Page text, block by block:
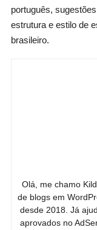
português,
estrutura e estilo de
brasileiro.
Olá, me chamo
de blogs em
desde 2018. Já
aprovados no